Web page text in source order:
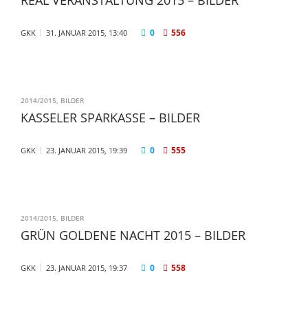
GKK 31. JANUAR 2015, 13:40 0 556
2014/2015, BILDER
KASSELER SPARKASSE – BILDER
GKK 23. JANUAR 2015, 19:39 0 555
2014/2015, BILDER
GRÜN GOLDENE NACHT 2015 – BILDER
GKK 23. JANUAR 2015, 19:37 0 558